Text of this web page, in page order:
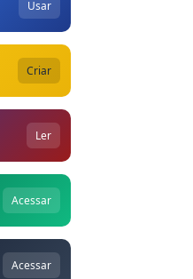
Usar
Criar
Ler
Acessar
Acessar